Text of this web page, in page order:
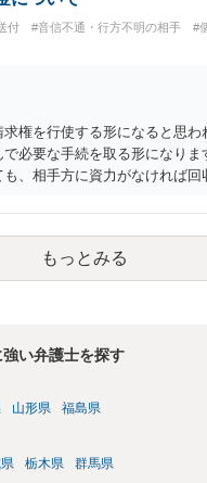
付 #音信不通・行方不明の相手 #
権を行使する形になると思
必要な手続を取る形になり
、相手方に資力がなければ
ださい。
もっとみる
い弁護士を探す
山形県 福島県
栃木県 群馬県